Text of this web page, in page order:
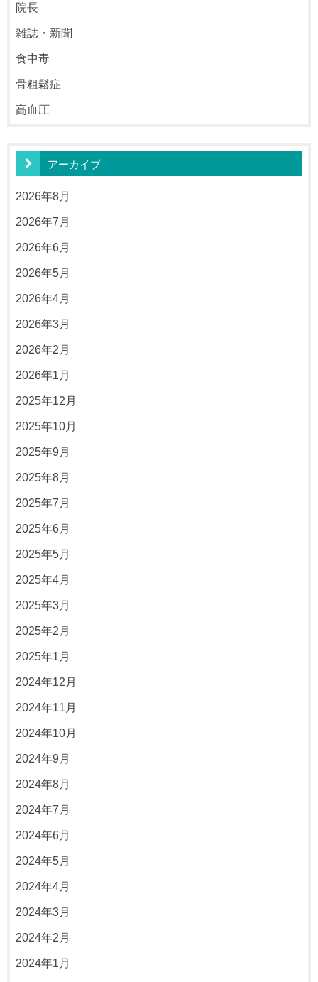
院長
雑誌・新聞
食中毒
骨粗鬆症
高血圧
アーカイブ
2026年8月
2026年7月
2026年6月
2026年5月
2026年4月
2026年3月
2026年2月
2026年1月
2025年12月
2025年10月
2025年9月
2025年8月
2025年7月
2025年6月
2025年5月
2025年4月
2025年3月
2025年2月
2025年1月
2024年12月
2024年11月
2024年10月
2024年9月
2024年8月
2024年7月
2024年6月
2024年5月
2024年4月
2024年3月
2024年2月
2024年1月